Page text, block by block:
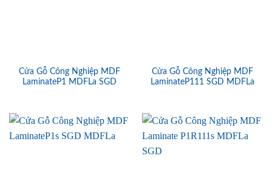
Cửa Gỗ Công Nghiệp MDF
LaminateP1 MDFLa SGD
Cửa Gỗ Công Nghiệp MDF
LaminateP111 SGD MDFLa